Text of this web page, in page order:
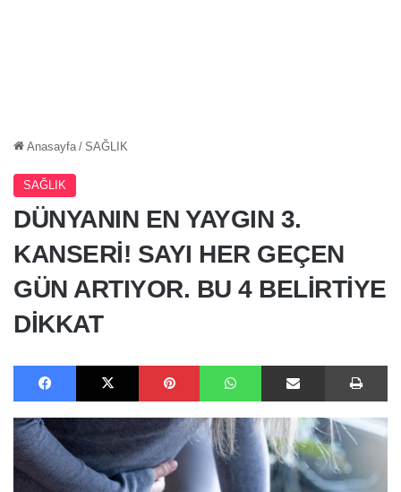
Anasayfa / SAĞLIK
SAĞLIK
DÜNYANIN EN YAYGIN 3.
KANSERİ! SAYI HER GEÇEN
GÜN ARTIYOR. BU 4 BELİRTİYE
DİKKAT
Facebook X Pinterest WhatsApp E-Posta ile paylaş